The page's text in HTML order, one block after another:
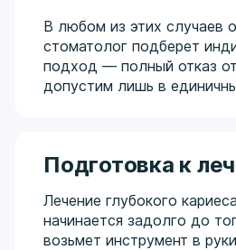
В любом из этих случаев
стоматолог подберет
подход — полный отказ
допустим лишь в
Подготовка к
Лечение глубокого
начинается задолго до
возьмет инструмент в